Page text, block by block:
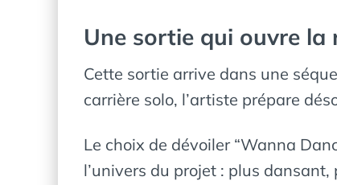
Une sortie qui ouvre la
Cette sortie arrive dans une
carrière solo, l’artiste prépare
Le choix de dévoiler “Wanna
l’univers du projet : plus